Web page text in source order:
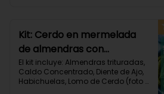
Kit: Cerdo en mermelada
de almendras con
habichuelas y criollas al
horno-144
El kit incluye: Almendras trituradas,
Caldo Concentrado, Diente de Ajo,
Habichuelas, Lomo de Cerdo (foto